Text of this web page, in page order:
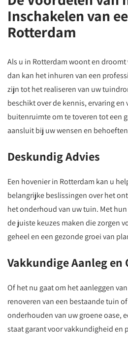
Inschakelen van
Rotterdam
Als u in Rotterdam woont en
dan kan het inhuren van een
zijn tot het realiseren van uw
beschikt over de kennis, ervaring
buitenruimte om te toveren tot een
aansluit bij uw wensen en
Deskundig Advies
Een hovenier in Rotterdam kan u
belangrijke beslissingen over het
het onderhoud van uw tuin. Met
de juiste keuzes maken die zorgen
geheel en een gezonde groei van
Vakkundige Aanleg en
Of het nu gaat om het aanleggen
renoveren van een bestaande tuin
onderhouden van uw groene oase,
staat garant voor vakkundigheid en